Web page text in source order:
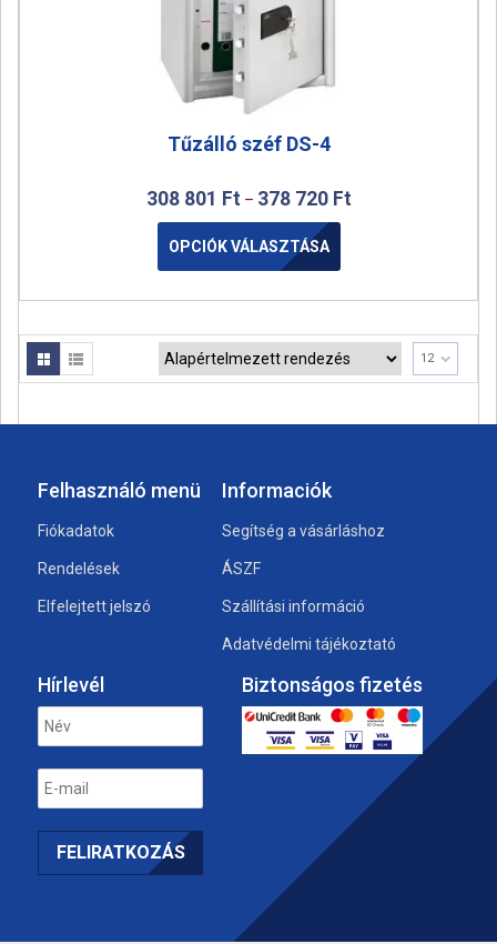
Tűzálló széf DS-4
308 801 Ft – 378 720 Ft
OPCIÓK VÁLASZTÁSA
12
Felhasználó menü
Fiókadatok
Rendelések
Elfelejtett jelszó
Informaciók
Segítség a vásárláshoz
ÁSZF
Szállítási információ
Adatvédelmi tájékoztató
Hírlevél Biztonságos fizetés